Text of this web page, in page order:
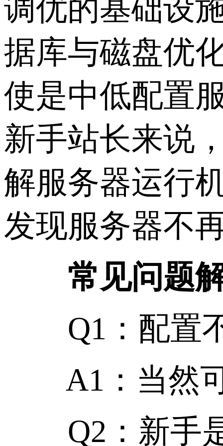
调优的基础设
据库与磁盘优
使是中低配置
新手站长来说
解服务器运行
发现服务器不
常见问题解
Q1：配置不
A1：当然可
Q2：新手是